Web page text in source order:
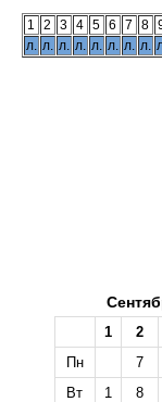
1 2 3 4 5 6 7 8
л. л. л. л. л. л. л. л.
1 2
Пн
7
Вт
1 8